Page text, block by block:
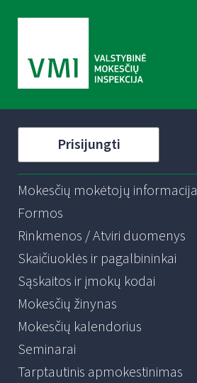
Prisijungti
Mokesčių mokėtojų informacija
Formos
Rinkmenos / Atviri duomenys
Skaičiuoklės ir pagalbininkai
Sąskaitos ir įmokų kodai
Mokesčių žinynas
Mokesčių kalendorius
Seminarai
Tarptautinis apmokestinimas